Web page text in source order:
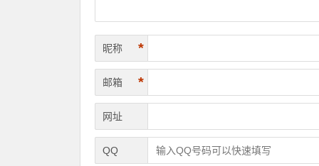
昵称 *
邮箱 *
网址
QQ